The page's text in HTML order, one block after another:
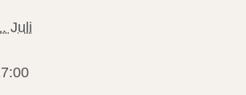
Juli